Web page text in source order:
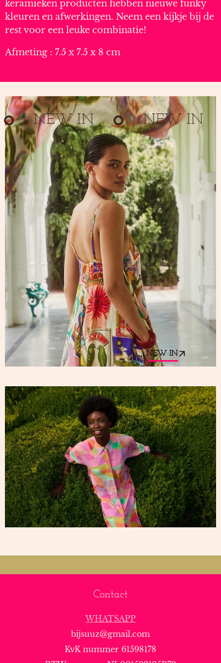
keramieken producten hebben nieuwe funky
kleuren en afwerkingen. Neem een kijkje bij de
rest voor een leuke combinatie!
Afmeting : 7.5 x 7.5 x 8 cm
NEW IN NEW IN
NEW IN
Contact
WHATSAPP
bijsuuz@gmail.com
KvK nummer 61598178